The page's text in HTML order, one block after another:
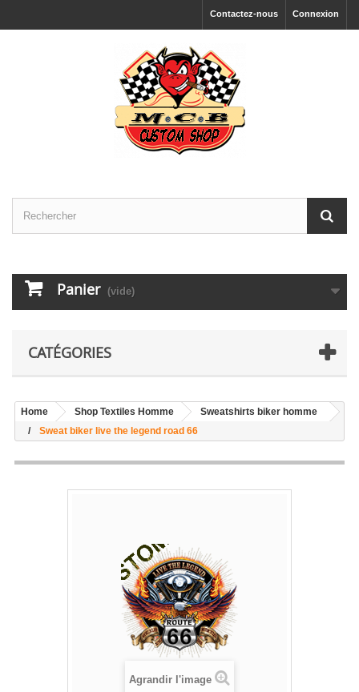
Connexion
Contactez-nous
Panier (vide)
CATÉGORIES
Home Shop Textiles Homme
Sweatshirts biker homme
Sweat biker live the legend road 66
Agrandir l'image